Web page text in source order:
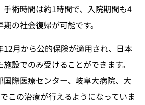
手術時間は約1時間で、入院期間も4
の社会復帰が可能です。
12月から公的保険が適用され、日本
設でのみ受けることができます。
国際医療センター、岐阜大病院、大
この治療が行えるようになっていま